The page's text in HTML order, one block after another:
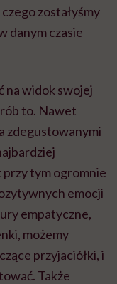
zostałyśmy
danym czasie
na widok swojej
to. Nawet
zdegustowanymi
przy tym ogromnie
emocji
empatyczne,
możemy
przyjaciółki, i
Także